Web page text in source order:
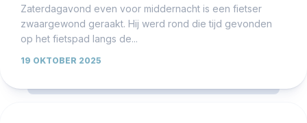
Zaterdagavond even voor middernacht is een fietser
zwaargewond geraakt. Hij werd rond die tijd gevonden
op het fietspad langs de...
19 OKTOBER 2025